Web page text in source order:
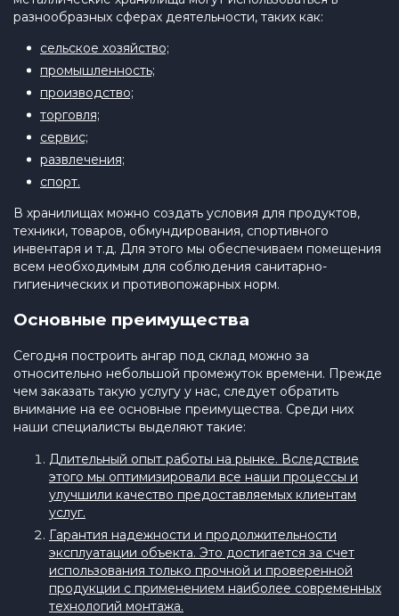
разнообразных сферах деятельности, таких как:
сельское хозяйство;
промышленность;
производство;
торговля;
сервис;
развлечения;
спорт.
В хранилищах можно создать условия для продуктов,
техники, товаров, обмундирования, спортивного
инвентаря и т.д. Для этого мы обеспечиваем помещения
всем необходимым для соблюдения санитарно-
гигиенических и противопожарных норм.
Основные преимущества
Сегодня построить ангар под склад можно за
относительно небольшой промежуток времени. Прежде
чем заказать такую услугу у нас, следует обратить
внимание на ее основные преимущества. Среди них
наши специалисты выделяют такие:
Длительный опыт работы на рынке. Вследствие
этого мы оптимизировали все наши процессы и
улучшили качество предоставляемых клиентам
услуг.
Гарантия надежности и продолжительности
эксплуатации объекта. Это достигается за счет
использования только прочной и проверенной
продукции с применением наиболее современных
технологий монтажа.